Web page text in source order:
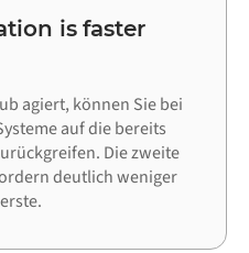
is faster
agiert, können Sie bei
auf die bereits
Die zweite
deutlich weniger